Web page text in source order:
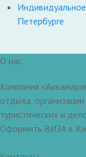
Петербурге
О нас
Компания
отдыха,
туристических и
Оформить ВИЗА в